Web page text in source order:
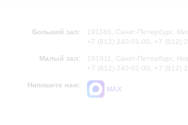
Большой зал:
191186, Санкт-Петербург,
+7 (812) 240-01-00, +7 (812)
Малый зал:
191011, Санкт-Петербург,
+7 (812) 240-01-00, +7 (812)
Напишите нам:
MAX